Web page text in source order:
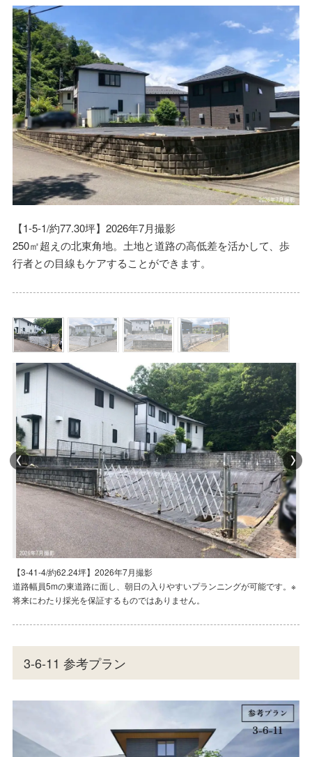
【1-5-1/約77.30坪】2026年7月撮影
250㎡超えの北東角地。土地と道路の高低差を活かして、歩
行者との目線もケアすることができます。
【1-37-2/約75.97坪】2026年7月撮影
250㎡超えの整形地。東側は遊歩道となっており、ゆとりのある建物配置が
可能です。
【3-41-4/約62.24坪】2026年7月撮影
道路幅員5mの東道路に面し、朝日の入りやすいプランニングが可能です。※
将来にわたり採光を保証するものではありません。
【3-41-8/約66.27坪】2026年7月撮影
コモアしおつ分譲地内にある時計の公園まで徒歩7分。緑を身近に感じる環
境が整っています。
【3-6-11/約67.84坪】2026年7月撮影
「四方津」駅まで繋がるコモアブリッジ上部ステーションまで徒歩6分。暮
らしを支える利便と豊かな自然環境が調和した、住みよい街です。
【1-37-2/約75.97坪】2026年7月撮影
250㎡超えの整形地。東側は遊歩道となっており、ゆとりのある建物配置が
可能です。
【3-41-4/約62.24坪】2026年7月撮影
道路幅員5mの東道路に面し、朝日の入りやすいプランニングが可能です。※
将来にわたり採光を保証するものではありません。
3-6-11 参考プラン